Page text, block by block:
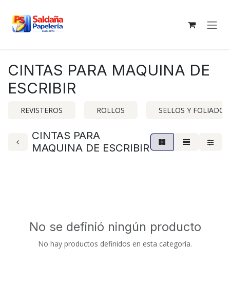
CINTAS PARA MAQUINA DE
ESCRIBIR
REVISTEROS ROLLOS SELLOS Y
CINTAS PARA
MAQUINA DE ESCRIBIR
No se definió ningún producto
No hay productos definidos en esta categoría.